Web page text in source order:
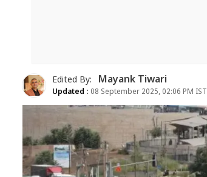
Edited By: Mayank Tiwari
Updated : 08 September 2025, 02:06 PM IST